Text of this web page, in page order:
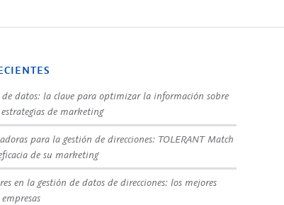
datos: la clave para optimizar la información sobre
de marketing
para la gestión de direcciones: TOLERANT Match
de su marketing
en la gestión de datos de direcciones: los mejores